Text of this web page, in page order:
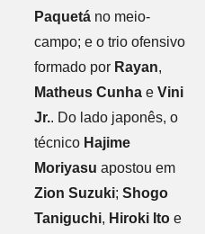
Paquetáno meio-
campo; e o trio ofensivo
formado por Rayan,
Matheus Cunhae Vini
Jr.. Do lado japonês, o
técnico Hajime
Moriyasu apostou em
Zion Suzuki; Shogo
Taniguchi, Hiroki Itoe